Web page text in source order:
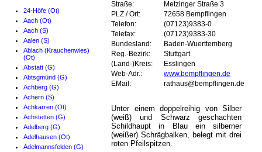
24-Höfe (Ot)
Aach (Ot)
Aach (S)
Aalen (S)
Ablach (Krauchenwies)
(Ot)
Abstatt (G)
Abtsgmünd (G)
Achberg (G)
Achern (S)
Achkarren (Ot)
Achstetten (G)
Adelberg (G)
Adelhausen (Ot)
Adelmannsfelden (G)
Straße:
Metzinger Straße 3
PLZ / Ort:
72658 Bempflingen
Telefon:
(07123)9383-0
Telefax:
(07123)9383-30
Bundesland:
Baden-Wuerttemberg
Reg.-Bezirk:
Stuttgart
(Land-)Kreis:
Esslingen
Web-Adr.:
www.bempflingen.de
EMail:
rathaus@bempflingen.de
Unter einem doppelreihig von Silber
(weiß) und Schwarz geschachten
Schildhaupt in Blau ein silberner
(weißer) Schrägbalken, belegt mit drei
roten Pfeilspitzen.